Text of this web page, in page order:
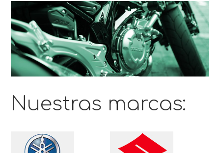
Nuestras marcas: